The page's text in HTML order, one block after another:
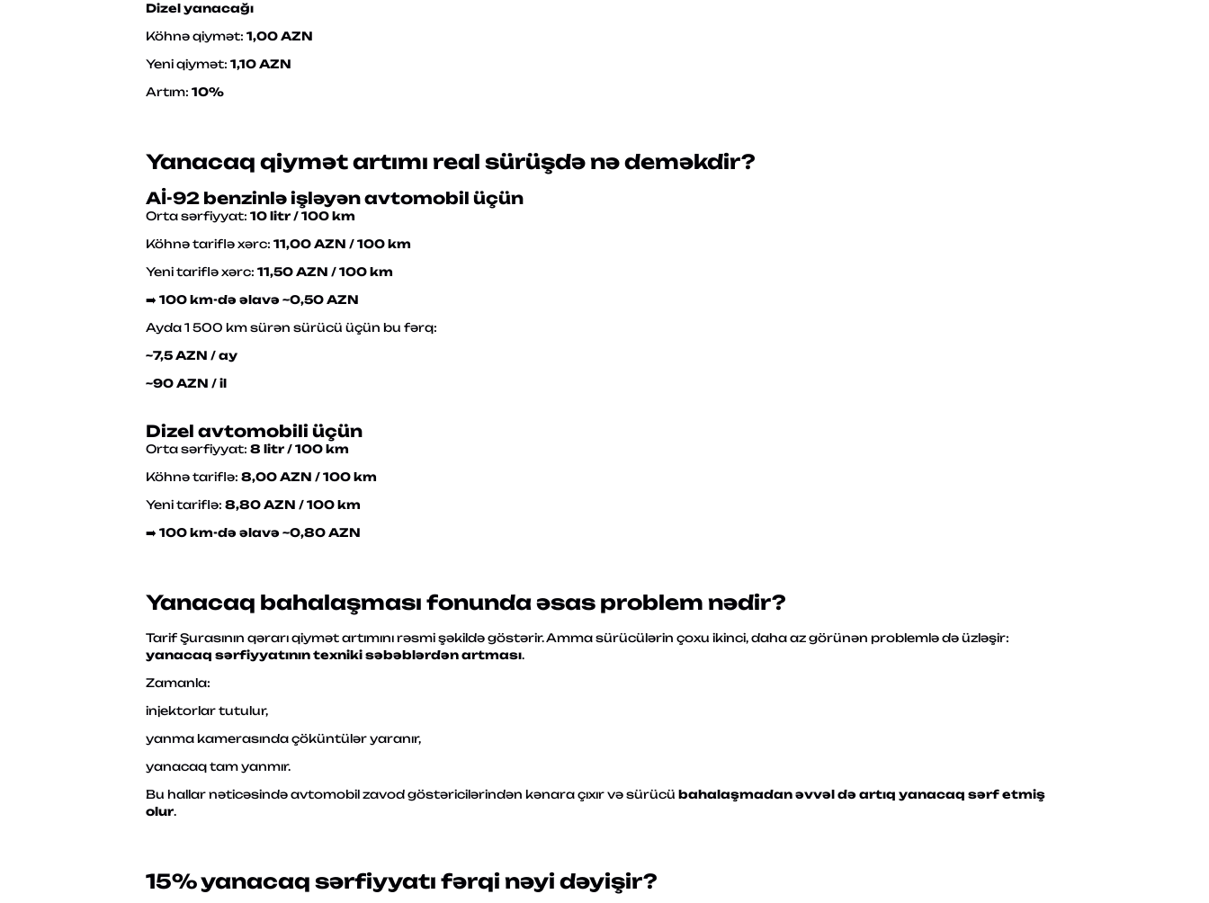
Dizel yanacağı
Köhnə qiymət: 1,00 AZN
Yeni qiymət: 1,10 AZN
Artım: 10%
Yanacaq qiymət artımı real sürüşdə nə deməkdir?
Aİ-92 benzinlə işləyən avtomobil üçün
Orta sərfiyyat: 10 litr / 100 km
Köhnə tariflə xərc: 11,00 AZN / 100 km
Yeni tariflə xərc: 11,50 AZN / 100 km
➡️ 100 km-də əlavə ~0,50 AZN
Ayda 1 500 km sürən sürücü üçün bu fərq:
~7,5 AZN / ay
~90 AZN / il
Dizel avtomobili üçün
Orta sərfiyyat: 8 litr / 100 km
Köhnə tariflə: 8,00 AZN / 100 km
Yeni tariflə: 8,80 AZN / 100 km
➡️ 100 km-də əlavə ~0,80 AZN
Yanacaq bahalaşması fonunda əsas problem nədir?
Tarif Şurasının qərarı qiymət artımını rəsmi şəkildə göstərir. Amma sürücülərin çoxu ikinci, daha az görünən problemlə də üzləşir:
yanacaq sərfiyyatının texniki səbəblərdən artması.
Zamanla:
injektorlar tutulur,
yanma kamerasında çöküntülər yaranır,
yanacaq tam yanmır.
Bu hallar nəticəsində avtomobil zavod göstəricilərindən kənara çıxır və sürücü bahalaşmadan əvvəl də artıq yanacaq sərf etmiş
olur.
15% yanacaq sərfiyyatı fərqi nəyi dəyişir?